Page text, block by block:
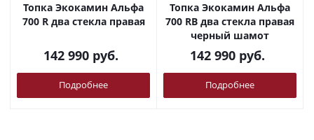
Топка Экокамин Альфа
700 R два стекла правая
142 990 руб.
Подробнее
Топка Экокамин Альфа
700 RB два стекла правая
черный шамот
142 990 руб.
Подробнее